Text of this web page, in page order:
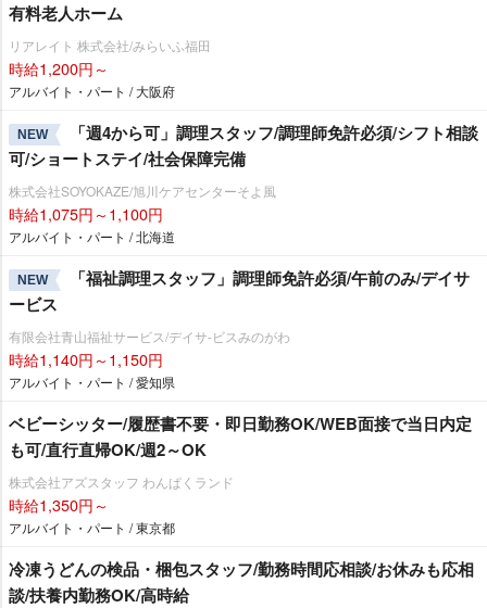
有料老人ホーム
リアレイト 株式会社/みらいふ福田
時給1,200円～
アルバイト・パート / 大阪府
NEW
「週4から可」調理スタッフ/調理師免許必須/シフト相談
可/ショートステイ/社会保障完備
株式会社SOYOKAZE/旭川ケアセンターそよ風
時給1,075円～1,100円
アルバイト・パート / 北海道
NEW
「福祉調理スタッフ」調理師免許必須/午前のみ/デイサ
ービス
有限会社青山福祉サービス/デイサ-ビスみのがわ
時給1,140円～1,150円
アルバイト・パート / 愛知県
ベビーシッター/履歴書不要・即日勤務OK/WEB面接で当日内定
も可/直行直帰OK/週2～OK
株式会社アズスタッフ わんぱくランド
時給1,350円～
アルバイト・パート / 東京都
冷凍うどんの検品・梱包スタッフ/勤務時間応相談/お休みも応相
談/扶養内勤務OK/高時給